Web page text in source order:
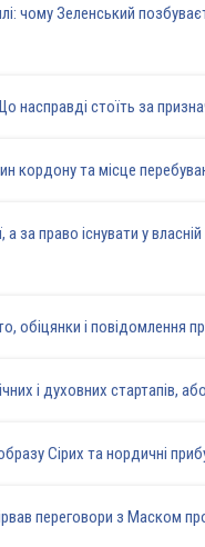
чому Зеленський
Що насправді стоїть за
кордону та місце
а за право існувати у
обіцянки і повідомлення
і духовних стартапів,
Сірих та нордичні
переговори з Маском